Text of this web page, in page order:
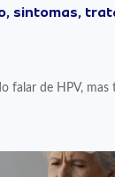
sintomas,
falar de HPV, mas